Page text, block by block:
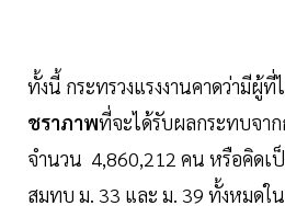
ทั้งนี้ กระทรวงแรงงานคาดว่ามีผู้ที่
ชราภาพที่จะได้รับผลกระทบจา
จำนวน 4,860,212 คน หรือคิดเ
สมทบ ม. 33 และ ม. 39 ทั้งหมดใน